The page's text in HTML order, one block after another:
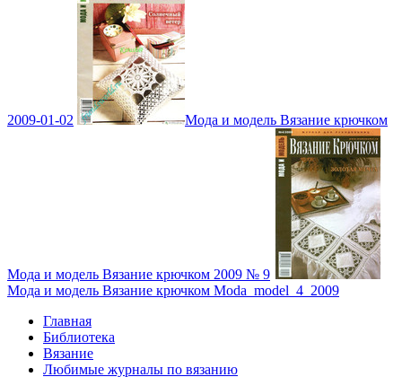
2009-01-02 Мода и модель Вязание крючком
Мода и модель Вязание крючком 2009 № 9
Мода и модель Вязание крючком Moda_model_4_2009
Главная
Библиотека
Вязание
Любимые журналы по вязанию